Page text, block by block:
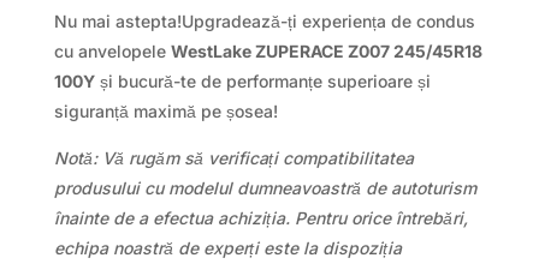
Nu mai astepta!Upgradează-ți experiența de condus
cu anvelopele WestLake ZUPERACE Z007 245/45R18
100Yși bucură-te de performanțe superioare și
siguranță maximă pe șosea!
Notă: Vă rugăm să verificați compatibilitatea
produsului cu modelul dumneavoastră de autoturism
înainte de a efectua achiziția. Pentru orice întrebări,
echipa noastră de experți este la dispoziția